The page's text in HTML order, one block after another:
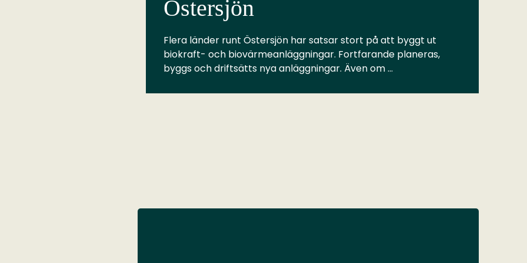
Östersjön
Flera länder runt Östersjön har satsar stort på att byggt ut
biokraft- och biovärmeanläggningar. Fortfarande planeras,
byggs och driftsätts nya anläggningar. Även om …